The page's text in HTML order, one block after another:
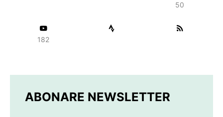
50
182
ABONARE NEWSLETTER